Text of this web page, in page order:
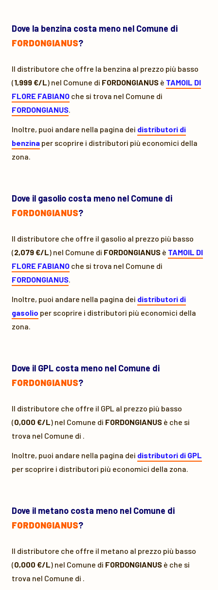
Dove la benzina costa meno nel Comune di
FORDONGIANUS?
Il distributore che offre la benzina al prezzo più basso
(1,999 €/L) nel Comune di FORDONGIANUS è TAMOIL DI
FLORE FABIANO che si trova nel Comune di
FORDONGIANUS.
Inoltre, puoi andare nella pagina dei distributori di
benzina per scoprire i distributori più economici della
zona.
Dove il gasolio costa meno nel Comune di
FORDONGIANUS?
Il distributore che offre il gasolio al prezzo più basso
(2,079 €/L) nel Comune di FORDONGIANUS è TAMOIL DI
FLORE FABIANO che si trova nel Comune di
FORDONGIANUS.
Inoltre, puoi andare nella pagina dei distributori di
gasolio per scoprire i distributori più economici della
zona.
Dove il GPL costa meno nel Comune di
FORDONGIANUS?
Il distributore che offre il GPL al prezzo più basso
(0,000 €/L) nel Comune di FORDONGIANUS è che si
trova nel Comune di .
Inoltre, puoi andare nella pagina dei distributori di GPL
per scoprire i distributori più economici della zona.
Dove il metano costa meno nel Comune di
FORDONGIANUS?
Il distributore che offre il metano al prezzo più basso
(0,000 €/L) nel Comune di FORDONGIANUS è che si
trova nel Comune di .